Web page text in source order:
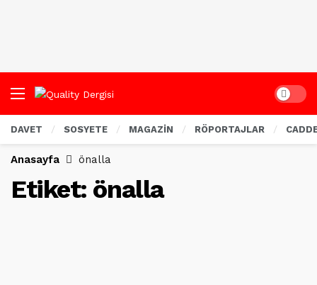
Dark
DAVET SOSYETE MAGAZİN RÖPORTAJLAR
Anasayfa önalla
Etiket: önalla